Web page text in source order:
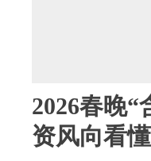
2026春晚
资风向看